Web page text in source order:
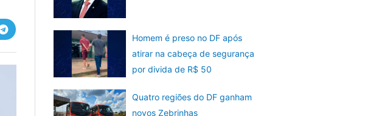
Homem é preso no DF após
atirar na cabeça de segurança
por divida de R$ 50
Quatro regiões do DF ganham
novos Zebrinhas